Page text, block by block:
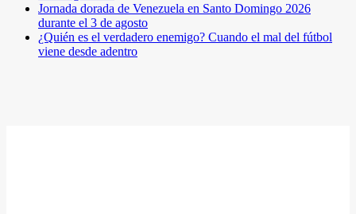
Jornada dorada de Venezuela en Santo Domingo 2026
durante el 3 de agosto
¿Quién es el verdadero enemigo? Cuando el mal del fútbol
viene desde adentro